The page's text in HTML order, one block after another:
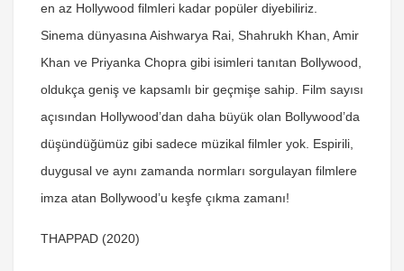
en az Hollywood filmleri kadar popüler diyebiliriz.
Sinema dünyasına Aishwarya Rai, Shahrukh Khan, Amir
Khan ve Priyanka Chopra gibi isimleri tanıtan Bollywood,
oldukça geniş ve kapsamlı bir geçmişe sahip. Film sayısı
açısından Hollywood’dan daha büyük olan Bollywood’da
düşündüğümüz gibi sadece müzikal filmler yok. Espirili,
duygusal ve aynı zamanda normları sorgulayan filmlere
imza atan Bollywood’u keşfe çıkma zamanı!
THAPPAD (2020)